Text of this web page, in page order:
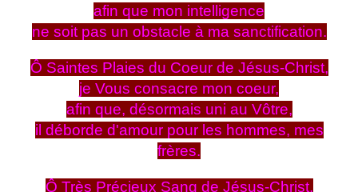
afin que mon intelligence
ne soit pas un obstacle à ma sanctification.
Ô Saintes Plaies du Coeur de Jésus-Christ,
je Vous consacre mon coeur,
afin que, désormais uni au Vôtre,
il déborde d'amour pour les hommes, mes
frères.
Ô Très Précieux Sang de Jésus-Christ,